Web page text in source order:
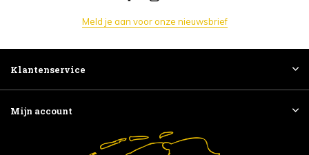
Meld je aan voor onze nieuwsbrief
Klantenservice
Mijn account